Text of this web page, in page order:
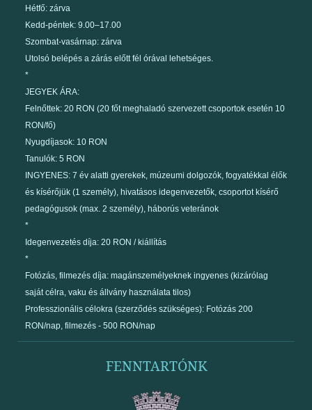
Hétfő: zárva
Kedd-péntek: 9.00–17.00
Szombat-vasárnap: zárva
Utolsó belépés a zárás előtt fél órával lehetséges.
*
JEGYEK ÁRA:
Felnőttek: 20 RON (20 főt meghaladó szervezett csoportok esetén 10
RON/fő)
Nyugdíjasok: 10 RON
Tanulók: 5 RON
INGYENES: 7 év alatti gyerekek, múzeumi dolgozók, fogyatékkal élők
és kísérőjük (1 személy), hivatásos idegenvezetők, csoportot kísérő
pedagógusok (max. 2 személy), háborús veteránok
*
Idegenvezetés díja: 20 RON / kiállítás
*
Fotózás, filmezés díja: magánszemélyeknek ingyenes (kizárólag
saját célra, vaku és állvány használata tilos)
Professzionális célokra (szerződés szükséges): Fotózás 200
RON/nap, filmezés - 500 RON/nap
FENNTARTÓNK